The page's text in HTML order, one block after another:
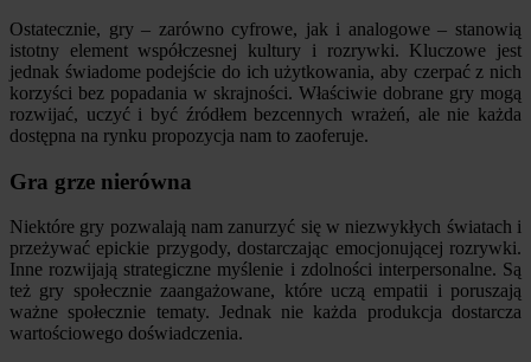
Ostatecznie, gry – zarówno cyfrowe, jak i analogowe – stanowią
istotny element współczesnej kultury i rozrywki. Kluczowe jest
jednak świadome podejście do ich użytkowania, aby czerpać z nich
korzyści bez popadania w skrajności. Właściwie dobrane gry mogą
rozwijać, uczyć i być źródłem bezcennych wrażeń, ale nie każda
dostępna na rynku propozycja nam to zaoferuje.
Gra grze nierówna
Niektóre gry pozwalają nam zanurzyć się w niezwykłych światach i
przeżywać epickie przygody, dostarczając emocjonującej rozrywki.
Inne rozwijają strategiczne myślenie i zdolności interpersonalne. Są
też gry społecznie zaangażowane, które uczą empatii i poruszają
ważne społecznie tematy. Jednak nie każda produkcja dostarcza
wartościowego doświadczenia.